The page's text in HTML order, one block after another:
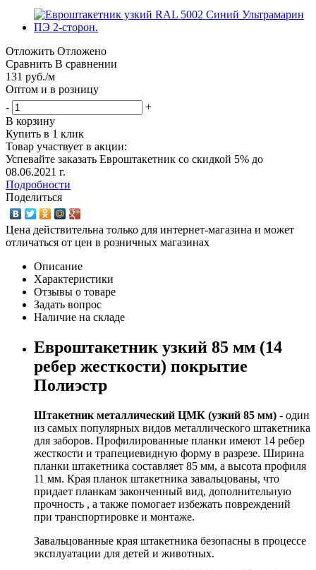
Отложить Отложено
Сравнить В сравнении
131 руб./м
Оптом и в розницу
-
+
В корзину
Купить в 1 клик
Товар участвует в акции:
Успевайте заказать Евроштакетник со скидкой 5% до
08.06.2021 г.
Подробности
Поделиться
Цена действительна только для интернет-магазина и может
отличаться от цен в розничных магазинах
Описание
Характеристики
Отзывы о товаре
Задать вопрос
Наличие на складе
Евроштакетник узкий 85 мм (14
ребер жесткости) покрытие
Полиэстр
Штакетник металлический ЦМК (узкий 85 мм) - один
из самых популярных видов металлического штакетника
для заборов. Профилированные планки имеют 14 ребер
жесткости и трапециевидную форму в разрезе. Ширина
планки штакетника составляет 85 мм, а высота профиля
11 мм. Края планок штакетника завальцованы, что
придает планкам законченный вид, дополнительную
прочность , а также помогает избежать повреждений
при транспортировке и монтаже.
Завальцованные края штакетника безопасны в процессе
эксплуатации для детей и животных.